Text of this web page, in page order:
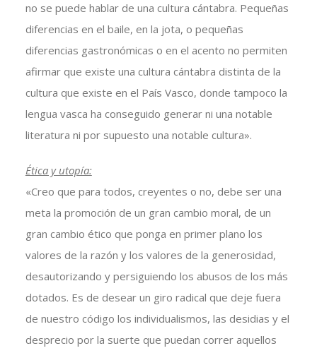
no se puede hablar de una cultura cántabra. Pequeñas
diferencias en el baile, en la jota, o pequeñas
diferencias gastronómicas o en el acento no permiten
afirmar que existe una cultura cántabra distinta de la
cultura que existe en el País Vasco, donde tampoco la
lengua vasca ha conseguido generar ni una notable
literatura ni por supuesto una notable cultura».
Ética y utopía:
«Creo que para todos, creyentes o no, debe ser una
meta la promoción de un gran cambio moral, de un
gran cambio ético que ponga en primer plano los
valores de la razón y los valores de la generosidad,
desautorizando y persiguiendo los abusos de los más
dotados. Es de desear un giro radical que deje fuera
de nuestro código los individualismos, las desidias y el
desprecio por la suerte que puedan correr aquellos